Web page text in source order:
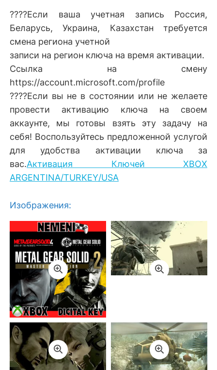
????Если ваша учетная запись Россия,
Беларусь, Украина, Казахстан требуется
смена региона учетной
записи на регион ключа на время активации.
Ссылка на смену
https://account.microsoft.com/profile
????Если вы не в состоянии или не желаете
провести активацию ключа на своем
аккаунте, мы готовы взять эту задачу на
себя! Воспользуйтесь предложенной услугой
для удобства активации ключа за
вас.Активация Ключей XBOX
ARGENTINA/TURKEY/USA
Изображения: